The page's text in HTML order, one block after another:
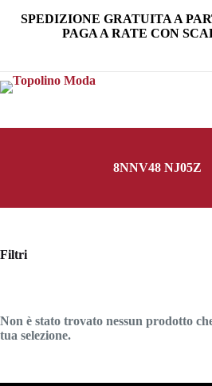
SPEDIZIONE GRATUITA A
PAGA A RATE CON
8NNV48 NJ05Z
Non è stato trovato nessun prodotto
tua selezione.
Filtri